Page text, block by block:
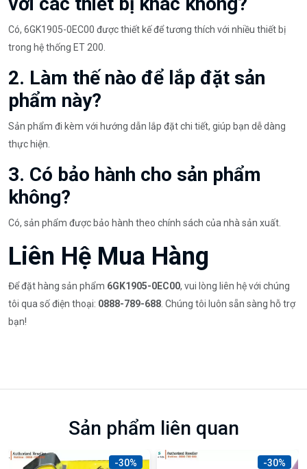
Có, 6GK1905-0EC00 được thiết kế để tương thích với nhiều thiết bị
trong hệ thống ET 200.
2. Làm thế nào để lắp đặt sản
phẩm này?
Sản phẩm đi kèm với hướng dẫn lắp đặt chi tiết, giúp bạn dễ dàng
thực hiện.
3. Có bảo hành cho sản phẩm
không?
Có, sản phẩm được bảo hành theo chính sách của nhà sản xuất.
Liên Hệ Mua Hàng
Để đặt hàng sản phẩm 6GK1905-0EC00, vui lòng liên hệ với chúng
tôi qua số điện thoại: 0888-789-688 . Chúng tôi luôn sẵn sàng hỗ trợ
bạn!
Sản phẩm liên quan
-30% -30%